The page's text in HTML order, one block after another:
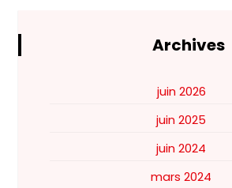
Archives
juin 2026
juin 2025
juin 2024
mars 2024